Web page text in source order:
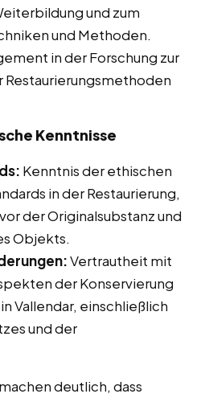
und zum
und Methoden.
in der Forschung zur
Restaurierungsmethoden
Kenntnisse
Kenntnis der ethischen
in der Restaurierung,
der Originalsubstanz und
Objekts.
Vertrautheit mit
der Konservierung
Vallendar, einschließlich
und der
deutlich, dass